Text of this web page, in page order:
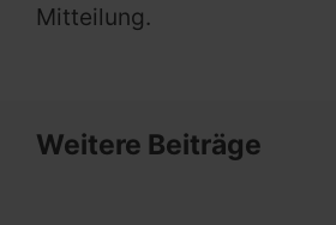
Mitteilung.
Weitere Beiträge